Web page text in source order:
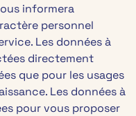
informera
personnel
Les données à
directement
que pour les usages
Les données à
pour vous proposer